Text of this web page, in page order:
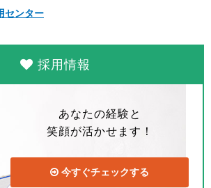
センター
採用情報
あなたの経験と
笑顔が活かせます！
今すぐチェックする